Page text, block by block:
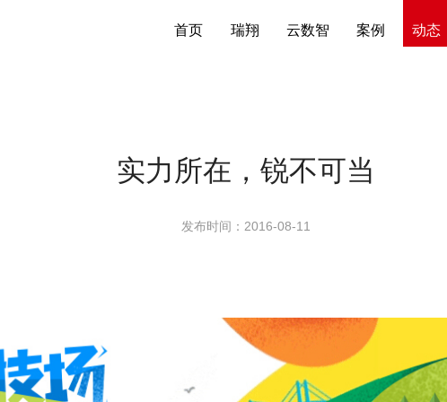
首页 瑞翔 云数智 案例 动态
实力所在，锐不可当
发布时间：2016-08-11